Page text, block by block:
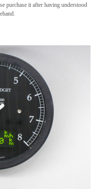
purchase it after having understood